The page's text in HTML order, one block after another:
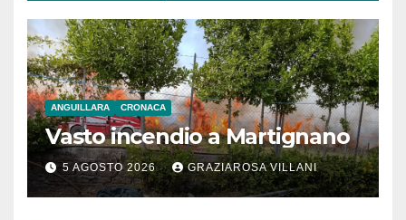
ANGUILLARA CRONACA
Vasto incendio a Martignano
5 AGOSTO 2026 GRAZIAROSA VILLANI